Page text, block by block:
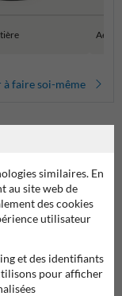
faire soi-même
conçu pour les
réseaux souterrains
résistante en font un
sur tous types de
des normes, il
similaires. En
au site web de
des cookies
utilisateur
et des identifiants
pour afficher